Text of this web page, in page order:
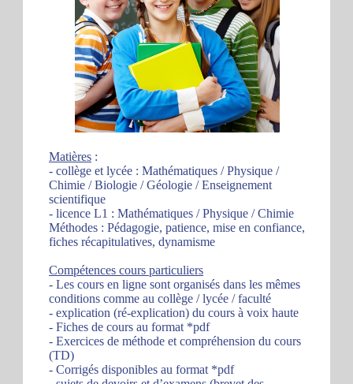
Matières :
- collège et lycée : Mathématiques / Physique /
Chimie / Biologie / Géologie / Enseignement
scientifique
- licence L1 : Mathématiques / Physique / Chimie
Méthodes : Pédagogie, patience, mise en confiance,
fiches récapitulatives, dynamisme
Compétences cours particuliers
- Les cours en ligne sont organisés dans les mêmes
conditions comme au collège / lycée / faculté
- explication (ré-explication) du cours à voix haute
- Fiches de cours au format *pdf
- Exercices de méthode et compréhension du cours
(TD)
- Corrigés disponibles au format *pdf